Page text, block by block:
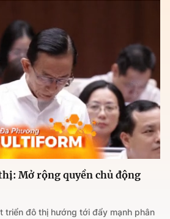
Mở rộng quyền chủ động
triển đô thị hướng tới đẩy mạnh phân